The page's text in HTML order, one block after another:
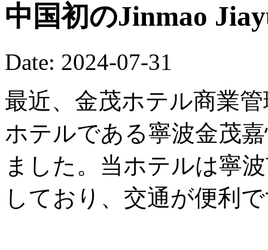
中国初のJinmao
Date: 2024-07-31
最近、金茂ホテル商業
ホテルである寧波金茂
ました。当ホテルは寧
しており、交通が便利